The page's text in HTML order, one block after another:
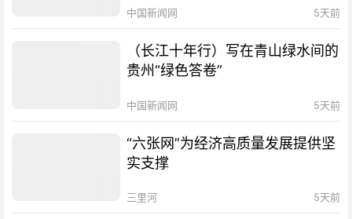
中国新闻网 5天前
（长江十年行）写在青山绿水间的
贵州“绿色答卷”
中国新闻网 5天前
“六张网”为经济高质量发展提供坚
实支撑
三里河 5天前